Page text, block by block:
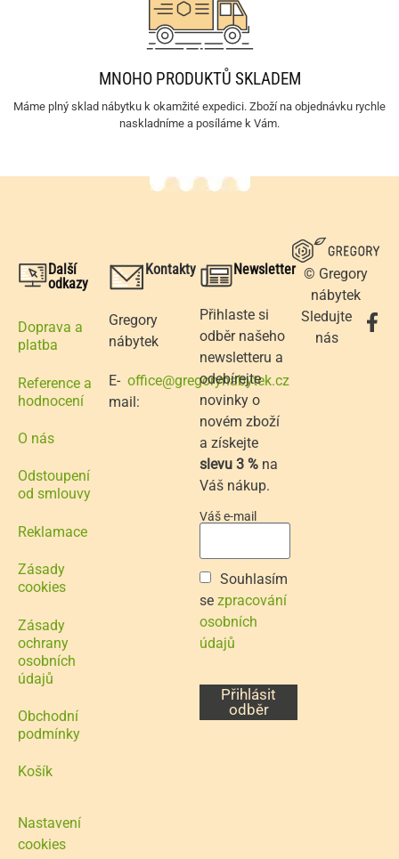
MNOHO PRODUKTŮ SKLADEM
Máme plný sklad nábytku k okamžité expedici. Zboží na objednávku rychle
naskladníme a posíláme k Vám.
© Gregory
nábytek
Sledujte
nás
Další
odkazy
Doprava a
platba
Reference a
hodnocení
O nás
Odstoupení
od smlouvy
Reklamace
Zásady
cookies
Zásady
ochrany
osobních
údajů
Obchodní
podmínky
Košík
Nastavení
cookies
Kontakty
Gregory
nábytek
E-
mail:
office@gregorynabytek.cz
Newsletter
Přihlaste si
odběr našeho
newsletteru a
odebírejte
novinky o
novém zboží
a získejte
slevu 3 % na
Váš nákup.
Váš e-mail
Souhlasím
se zpracování
osobních
údajů
Přihlásit
odběr